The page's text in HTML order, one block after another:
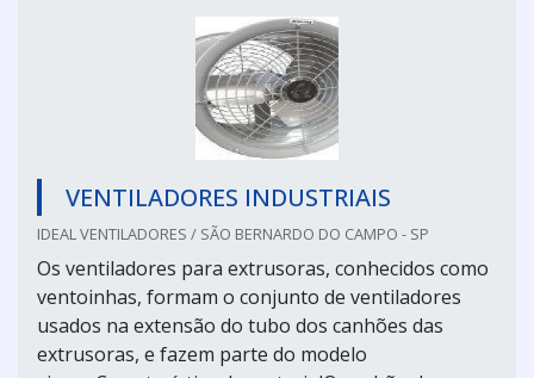
VENTILADORES INDUSTRIAIS
IDEAL VENTILADORES / SÃO BERNARDO DO CAMPO - SP
Os ventiladores para extrusoras, conhecidos como
ventoinhas, formam o conjunto de ventiladores
usados na extensão do tubo dos canhões das
extrusoras, e fazem parte do modelo